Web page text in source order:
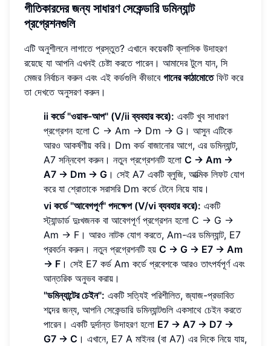
গীতিকারদের জন্য সাধারণ সেকেন্ডারি ডমিন্যান্ট
প্রগ্রেশনগুলি
এটি অনুশীলনে লাগাতে প্রস্তুত? এখানে কয়েকটি ক্লাসিক উদাহরণ
রয়েছে যা আপনি এখনই চেষ্টা করতে পারেন। আমাদের টুলে যান, সি
মেজর নির্বাচন করুন এবং এই কর্ডগুলি কীভাবে গানের কাঠামোতেফিট করে
তা দেখতে অনুসরণ করুন।
ii কর্ডে "ওয়াক-আপ" (V/ii ব্যবহার করে): একটি খুব সাধারণ
প্রগ্রেশন হলো C -> Am -> Dm -> G। আসুন এটিকে
আরও আকর্ষণীয় করি। Dm কর্ড বাজানোর আগে, এর ডমিন্যান্ট,
A7 সন্নিবেশ করুন। নতুন প্রগ্রেশনটি হলো C -> Am ->
A7 -> Dm -> G । সেই A7 একটি ব্লুজি, আত্মিক লিফট যোগ
করে যা শ্রোতাকে সরাসরি Dm কর্ডে টেনে নিয়ে যায়।
vi কর্ডে "আবেগপূর্ণ" পদক্ষেপ (V/vi ব্যবহার করে): একটি
স্ট্যান্ডার্ড দুঃখজনক বা আবেগপূর্ণ প্রগ্রেশন হলো C -> G ->
Am -> F। আরও নাটক যোগ করতে, Am-এর ডমিন্যান্ট, E7
প্রবর্তন করুন। নতুন প্রগ্রেশনটি হয় C -> G -> E7 -> Am
-> F । সেই E7 কর্ড Am কর্ডে প্রবেশকে আরও তাৎপর্যপূর্ণ এবং
আন্তরিক অনুভব করায়।
"ডমিন্যান্টের চেইন": একটি সত্যিই পরিশীলিত, জ্যাজ-প্রভাবিত
শব্দের জন্য, আপনি সেকেন্ডারি ডমিন্যান্টগুলি একসাথে চেইন করতে
পারেন। একটি দুর্দান্ত উদাহরণ হলো E7 -> A7 -> D7 ->
G7 -> C । এখানে, E7 A মাইনর (বা A7) এর দিকে নিয়ে যায়,